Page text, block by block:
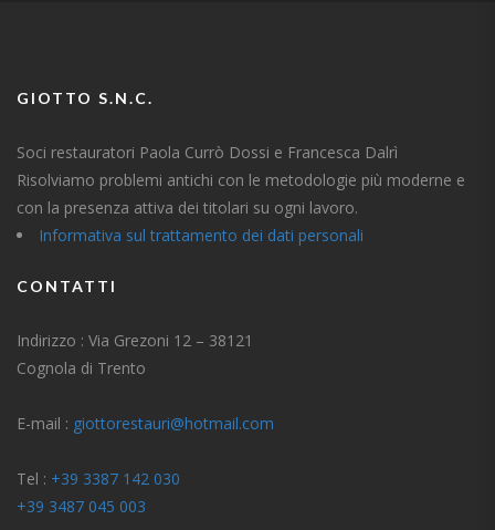
GIOTTO S.N.C.
Soci restauratori Paola Currò Dossi e Francesca Dalrì
Risolviamo problemi antichi con le metodologie più moderne e
con la presenza attiva dei titolari su ogni lavoro.
Informativa sul trattamento dei dati personali
CONTATTI
Indirizzo : Via Grezoni 12 – 38121
Cognola di Trento
E-mail : giottorestauri@hotmail.com
Tel : +39 3387 142 030
+39 3487 045 003